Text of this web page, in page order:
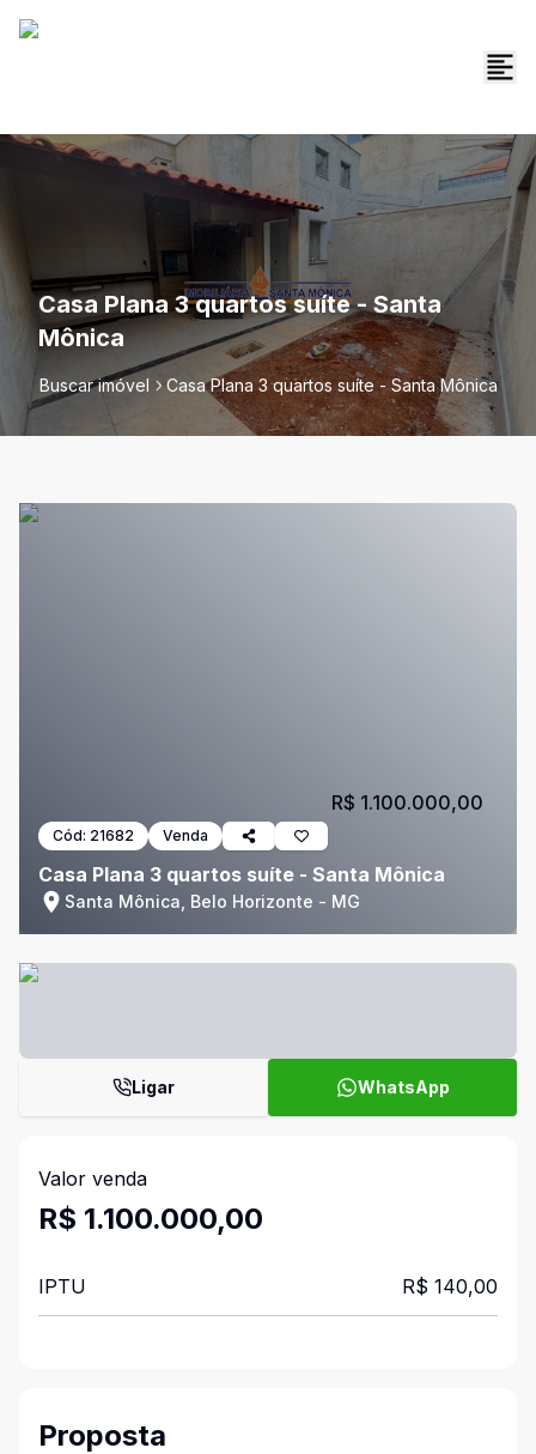
Casa Plana 3 quartos suíte - Santa
Mônica
Buscar imóvel Casa Plana 3 quartos suíte - Santa Mônica
Cód: 21682 Venda
Casa Plana 3 quartos suíte - Santa Mônica
Santa Mônica, Belo Horizonte - MG
R$ 1.100.000,00
Ligar WhatsApp
Valor venda
R$ 1.100.000,00
IPTU R$ 140,00
Proposta